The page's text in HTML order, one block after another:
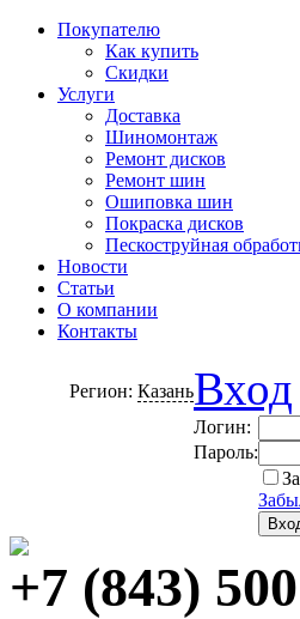
Покупателю
Как купить
Скидки
Услуги
Доставка
Шиномонтаж
Ремонт дисков
Ремонт шин
Ошиповка шин
Покраска дисков
Пескоструйная
Новости
Статьи
О компании
Контакты
Регион: КазаньВход
Логин:
Пароль:
+7 (843)